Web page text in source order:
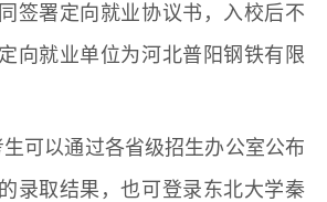
签署定向就业协议书，入校后不
向就业单位为河北普阳钢铁有限
生可以通过各省级招生办公室公布
录取结果，也可登录东北大学秦